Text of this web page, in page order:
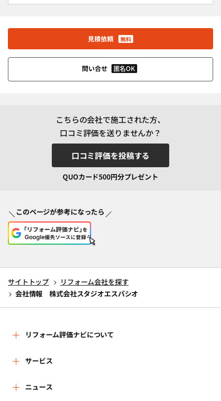
見積依頼 無料
問い合せ 匿名OK
こちらの会社で施工された方、
口コミ評価を送りませんか？
口コミ評価を投稿する
QUOカード500円分プレゼント
このページが参考になったら
サイトトップ
リフォーム会社を探す
会社情報 株式会社スタジオエスパシオ
リフォーム評価ナビについて
リフォーム評価ナビとは
運営体制
サービス
リフォーム会社を探す
ニュース